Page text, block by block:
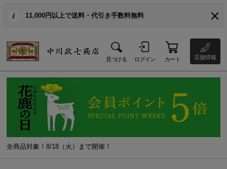
11,000円以上で送料・代引き手数料無料
見つける ログイン カート 店舗情報
全商品対象！8/18（火）まで開催！